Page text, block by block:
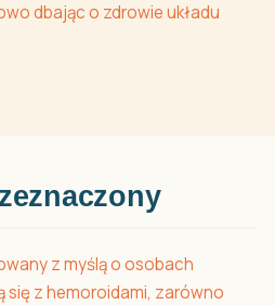
dbając o zdrowie układu
z myślą o osobach
się z hemoroidami, zarówno